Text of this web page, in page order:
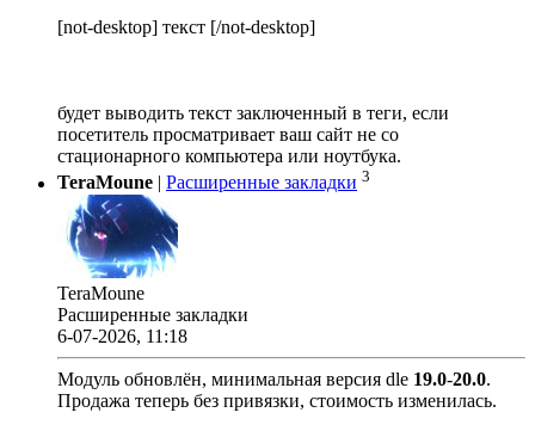
[not-desktop] текст [/not-desktop]
будет выводить текст заключенный в теги, если
посетитель просматривает ваш сайт не со
стационарного компьютера или ноутбука.
TeraMoune
Расширенные закладки 3
TeraMoune
Расширенные закладки
6-07-2026, 11:18
Модуль обновлён, минимальная версия dle 19.0-20.0.
Продажа теперь без привязки, стоимость изменилась.